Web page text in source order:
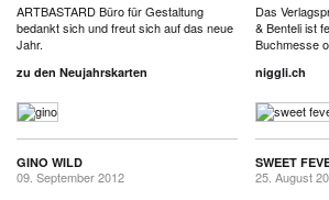
ARTBASTARD Büro für Gestaltung
bedankt sich und freut sich auf das neue
Jahr.
zu den Neujahrskarten
Das
& Benteli ist
Buchmesse
niggli.ch
GINO WILD
09. September 2012
SWEET
25. August